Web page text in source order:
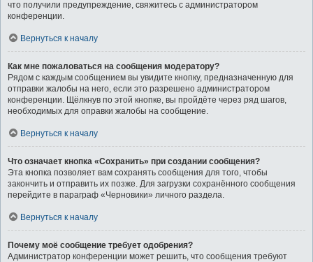
что получили предупреждение, свяжитесь с администратором
конференции.
Вернуться к началу
Как мне пожаловаться на сообщения модератору?
Рядом с каждым сообщением вы увидите кнопку, предназначенную для
отправки жалобы на него, если это разрешено администратором
конференции. Щёлкнув по этой кнопке, вы пройдёте через ряд шагов,
необходимых для оправки жалобы на сообщение.
Вернуться к началу
Что означает кнопка «Сохранить» при создании сообщения?
Эта кнопка позволяет вам сохранять сообщения для того, чтобы
закончить и отправить их позже. Для загрузки сохранённого сообщения
перейдите в параграф «Черновики» личного раздела.
Вернуться к началу
Почему моё сообщение требует одобрения?
Администратор конференции может решить, что сообщения требуют